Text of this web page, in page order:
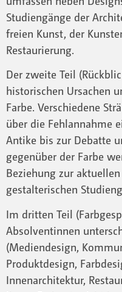
Studiengänge der
freien Kunst, der
Restaurierung.
Der zweite Teil
historischen Ursachen
Farbe. Verschiedene
über die Fehlannahme
Antike bis zur Debatte
gegenüber der Farbe
Beziehung zur
gestalterischen
Im dritten Teil
Absolventinnen
(Mediendesign,
Produktdesign,
Innenarchitektur,